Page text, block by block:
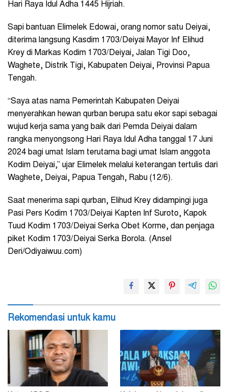
Hari Raya Idul Adha 1445 Hijriah.
Sapi bantuan Elimelek Edowai, orang nomor satu Deiyai,
diterima langsung Kasdim 1703/Deiyai Mayor Inf Elihud
Krey di Markas Kodim 1703/Deiyai, Jalan Tigi Doo,
Waghete, Distrik Tigi, Kabupaten Deiyai, Provinsi Papua
Tengah.
“Saya atas nama Pemerintah Kabupaten Deiyai
menyerahkan hewan qurban berupa satu ekor sapi sebagai
wujud kerja sama yang baik dari Pemda Deiyai dalam
rangka menyongsong Hari Raya Idul Adha tanggal 17 Juni
2024 bagi umat Islam terutama bagi umat Islam anggota
Kodim Deiyai,” ujar Elimelek melalui keterangan tertulis dari
Waghete, Deiyai, Papua Tengah, Rabu (12/6).
Saat menerima sapi qurban, Elihud Krey didampingi juga
Pasi Pers Kodim 1703/Deiyai Kapten Inf Suroto, Kapok
Tuud Kodim 1703/Deiyai Serka Obet Korme, dan penjaga
piket Kodim 1703/Deiyai Serka Borola. (Ansel
Deri/Odiyaiwuu.com)
Rekomendasi untuk kamu